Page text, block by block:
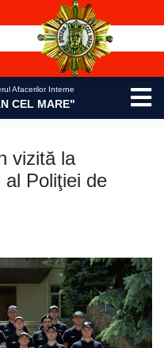
Afacerilor Interne
CEL MARE"
vizită la
al Poliţiei de